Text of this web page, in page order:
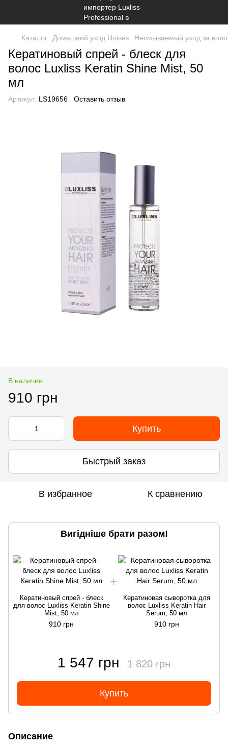
Каталог Домашний уход Unisex Несмываемый уход за
Кератиновый спрей - блеск для
волос Luxliss Keratin Shine Mist, 50
мл
Артикул: LS19656 Оставить отзыв
В наличии
910 грн
Купить
Быстрый заказ
В избранное К сравнению
Вигідніше брати разом!
Кератиновый спрей - блеск
для волос Luxliss Keratin Shine
Mist, 50 мл
910 грн
Кератиновая сыворотка для
волос Luxliss Keratin Hair
Serum, 50 мл
910 грн
1 547 грн 1 820 грн
Купить
Описание